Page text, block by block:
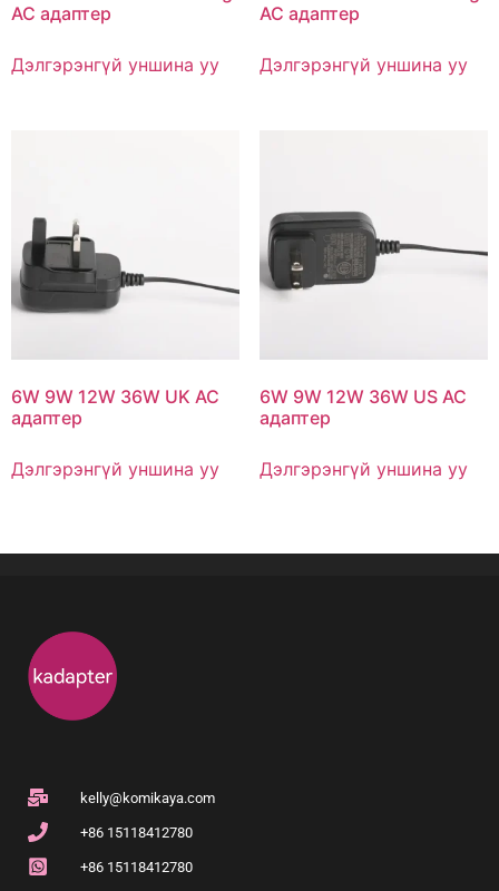
AC адаптер
Дэлгэрэнгүй уншина уу
AC адаптер
Дэлгэрэнгүй уншина уу
6W 9W 12W 36W UK AC
адаптер
Дэлгэрэнгүй уншина уу
6W 9W 12W 36W US AC
адаптер
Дэлгэрэнгүй уншина уу
kelly@komikaya.com
+86 15118412780
+86 15118412780